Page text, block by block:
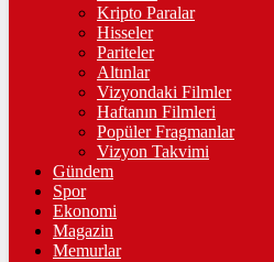
%0,70
฿%0.2
LİTECOİN
2175.98Ł%1.1
ETHEREUM
Kripto Paralar
Hisseler
Pariteler
Altınlar
Vizyondaki Filmler
Haftanın Filmleri
Popüler Fragmanlar
Vizyon Takvimi
Gündem
Spor
Ekonomi
Magazin
Memurlar